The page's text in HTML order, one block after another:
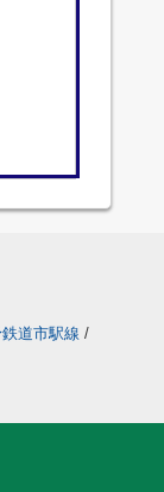
道市駅線 /